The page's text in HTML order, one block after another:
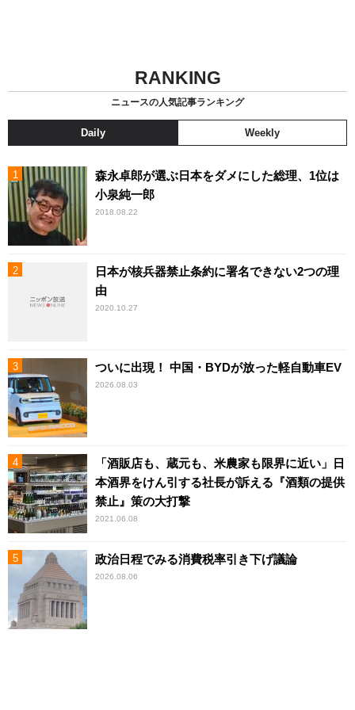
RANKING
ニュースの人気記事ランキング
Daily Weekly
森永卓郎が選ぶ日本をダメにした総理、1位は
小泉純一郎
2018.08.22
日本が核兵器禁止条約に署名できない2つの理
由
2020.10.27
ついに出現！ 中国・BYDが放った軽自動車EV
2026.08.03
「酒販店も、蔵元も、米農家も限界に近い」日
本酒界をけん引する社長が訴える『酒類の提供
禁止』策の大打撃
2021.06.08
政治日程でみる消費税率引き下げ議論
2026.08.06